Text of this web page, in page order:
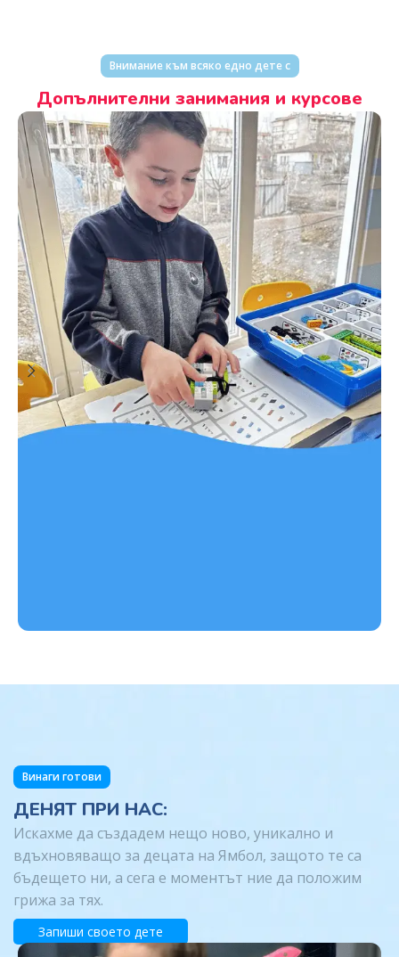
Внимание към всяко едно дете с
Допълнителни занимания и курсове
Игри
Винаги готови
ДЕНЯТ ПРИ НАС:
Искахме да създадем нещо ново, уникално и
вдъхновяващо за децата на Ямбол, защото те са
бъдещето ни, а сега е моментът ние да положим
грижа за тях.
Запиши своето дете